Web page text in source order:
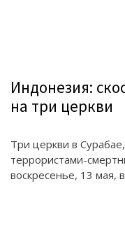
Индонезия:
на три церкви
Три церкви в
террористами-
воскресенье, 13 мая,